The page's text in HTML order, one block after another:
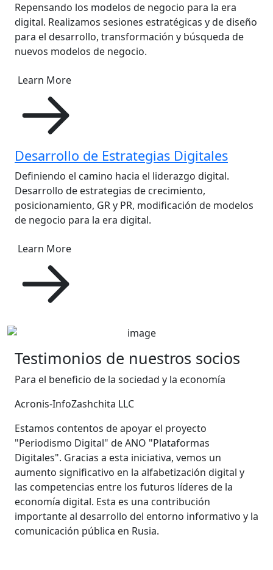
Repensando los modelos de negocio para la era
digital. Realizamos sesiones estratégicas y de diseño
para el desarrollo, transformación y búsqueda de
nuevos modelos de negocio.
Learn More
Desarrollo de Estrategias Digitales
Definiendo el camino hacia el liderazgo digital.
Desarrollo de estrategias de crecimiento,
posicionamiento, GR y PR, modificación de modelos
de negocio para la era digital.
Learn More
Testimonios de nuestros socios
Para el beneficio de la sociedad y la economía
Acronis-InfoZashchita LLC
Estamos contentos de apoyar el proyecto
"Periodismo Digital" de ANO "Plataformas
Digitales". Gracias a esta iniciativa, vemos un
aumento significativo en la alfabetización digital y
las competencias entre los futuros líderes de la
economía digital. Esta es una contribución
importante al desarrollo del entorno informativo y la
comunicación pública en Rusia.